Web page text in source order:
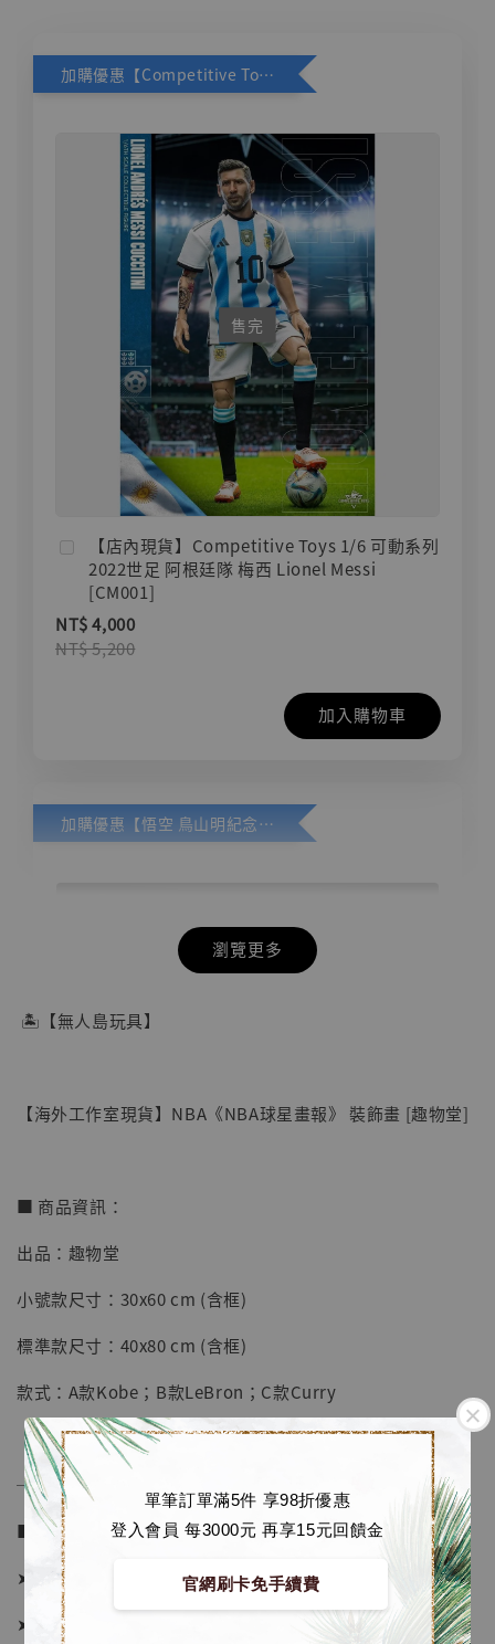
單筆訂單滿5件 享98折優惠
登入會員 每3000元 再享15元回饋金
官網刷卡免手續費
加購優惠【Competitive Toys 梅西 [CM001]】
售完
【店內現貨】Competitive Toys 1/6 可動系列
2022世足 阿根廷隊 梅西 Lionel Messi
[CM001]
NT$ 4,000
NT$ 5,200
加入購物車
加購優惠【悟空 鳥山明紀念款 [奇蹟工作室]】
【店內現貨】七龍珠 系列蒐藏雕像 悟空 鳥山
NT$ 4,280
NT$ 5,580
瀏覽更多
🏝【無人島玩具】
【海外工作室現貨】NBA《NBA球星畫報》 裝飾畫 [趣物堂]
■ 商品資訊：
出品：趣物堂
小號款尺寸：30x60 cm (含框)
標準款尺寸：40x80 cm (含框)
款式：A款Kobe；B款LeBron；C款Curry
──────────────
■ 販售資訊 (NT$)：
➤ 小號款價格 580元
➤ 標準款價格 980元